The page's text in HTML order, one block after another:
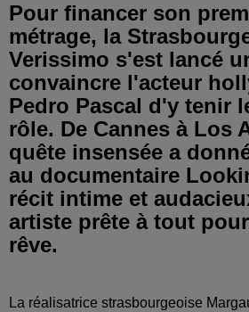
Pour financer son
métrage, la
Verissimo s'est lancé
convaincre l'acteur
Pedro Pascal d'y tenir
rôle. De Cannes à Los
quête insensée a
au documentaire
récit intime et
artiste prête à tout
rêve.
La réalisatrice strasbourgeoise